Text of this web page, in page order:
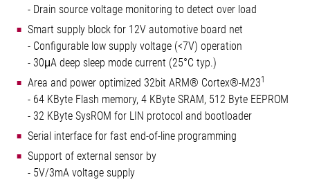
- Drain source voltage monitoring to detect over load
Smart supply block for 12V automotive board net
- Configurable low supply voltage (<7V) operation
- 30μA deep sleep mode current (25°C typ.)
Area and power optimized 32bit ARM® Cortex®-M231
- 64 KByte Flash memory, 4 KByte SRAM, 512 Byte EEPROM
- 32 KByte SysROM for LIN protocol and bootloader
Serial interface for fast end-of-line programming
Support of external sensor by
- 5V/3mA voltage supply